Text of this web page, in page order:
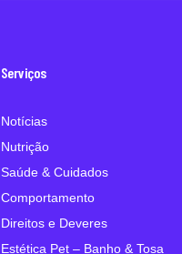
Serviços
Notícias
Nutrição
Saúde & Cuidados
Comportamento
Direitos e Deveres
Estética Pet – Banho & Tosa